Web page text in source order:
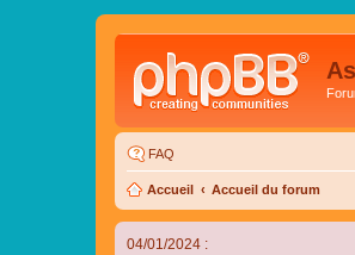
FAQ
Accueil Accueil du forum
04/01/2024 :